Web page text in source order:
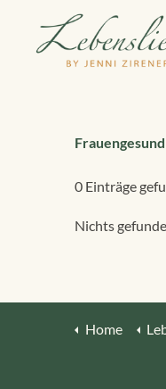
0 Einträge
Nichts
Home